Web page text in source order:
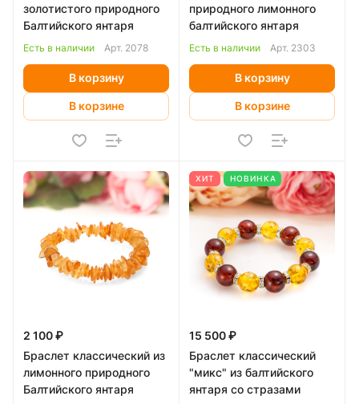
золотистого природного
Балтийского янтаря
Есть в наличии Арт. 2078
В корзину
В корзине
природного лимонного
балтийского янтаря
Есть в наличии Арт. 2303
В корзину
В корзине
2 100 ₽
Браслет классический из
лимонного природного
Балтийского янтаря
ХИТ НОВИНКА
15 500 ₽
Браслет классический
"микс" из балтийского
янтаря со стразами